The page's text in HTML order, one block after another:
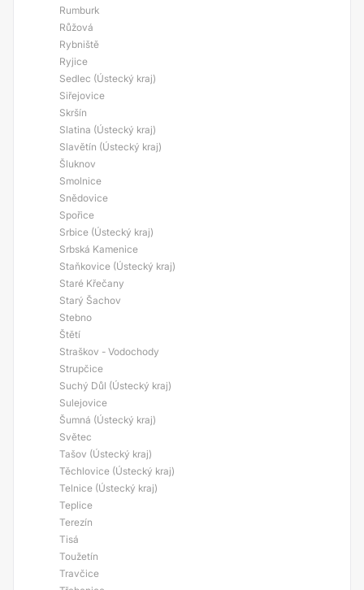
Rumburk
Růžová
Rybniště
Ryjice
Sedlec (Ústecký kraj)
Siřejovice
Skršín
Slatina (Ústecký kraj)
Slavětín (Ústecký kraj)
Šluknov
Smolnice
Snědovice
Spořice
Srbice (Ústecký kraj)
Srbská Kamenice
Staňkovice (Ústecký kraj)
Staré Křečany
Starý Šachov
Stebno
Štětí
Straškov - Vodochody
Strupčice
Suchý Důl (Ústecký kraj)
Sulejovice
Šumná (Ústecký kraj)
Světec
Tašov (Ústecký kraj)
Těchlovice (Ústecký kraj)
Telnice (Ústecký kraj)
Teplice
Terezín
Tisá
Toužetín
Travčice